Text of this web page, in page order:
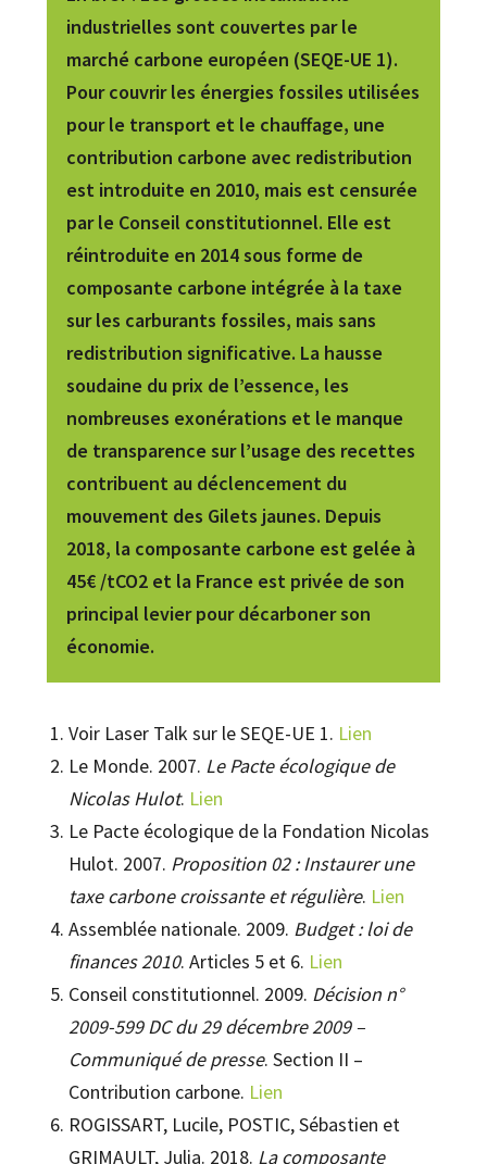
industrielles sont couvertes par le
marché carbone européen (SEQE-UE 1).
Pour couvrir les énergies fossiles utilisées
pour le transport et le chauffage, une
contribution carbone avec redistribution
est introduite en 2010, mais est censurée
par le Conseil constitutionnel. Elle est
réintroduite en 2014 sous forme de
composante carbone intégrée à la taxe
sur les carburants fossiles, mais sans
redistribution significative. La hausse
soudaine du prix de l’essence, les
nombreuses exonérations et le manque
de transparence sur l’usage des recettes
contribuent au déclencement du
mouvement des Gilets jaunes. Depuis
2018, la composante carbone est gelée à
45€ /tCO2 et la France est privée de son
principal levier pour décarboner son
économie.
Voir Laser Talk sur le SEQE-UE 1. Lien
Le Monde. 2007. Le Pacte écologique de
Nicolas Hulot. Lien
Le Pacte écologique de la Fondation Nicolas
Hulot. 2007. Proposition 02 : Instaurer une
taxe carbone croissante et régulière. Lien
Assemblée nationale. 2009. Budget : loi de
finances 2010. Articles 5 et 6. Lien
Conseil constitutionnel. 2009. Décision n°
2009-599 DC du 29 décembre 2009 –
Communiqué de presse. Section II –
Contribution carbone. Lien
ROGISSART, Lucile, POSTIC, Sébastien et
GRIMAULT, Julia. 2018. La composante